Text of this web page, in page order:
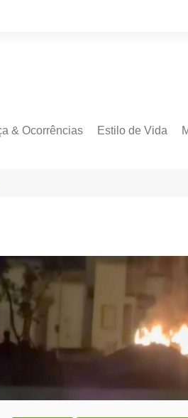
& Ocorrências Estilo de Vida